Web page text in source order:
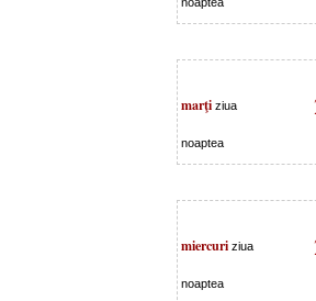
marţi ziua
noaptea
miercuri ziua
noaptea